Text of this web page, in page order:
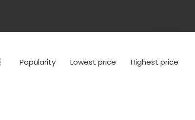
Popularity Lowest price Highest price